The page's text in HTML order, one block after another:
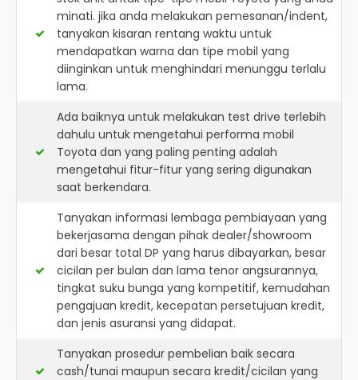
minati. jika anda melakukan pemesanan/indent,
tanyakan kisaran rentang waktu untuk
mendapatkan warna dan tipe mobil yang
diinginkan untuk menghindari menunggu terlalu
lama.
Ada baiknya untuk melakukan test drive terlebih
dahulu untuk mengetahui performa mobil
Toyota dan yang paling penting adalah
mengetahui fitur-fitur yang sering digunakan
saat berkendara.
Tanyakan informasi lembaga pembiayaan yang
bekerjasama dengan pihak dealer/showroom
dari besar total DP yang harus dibayarkan, besar
cicilan per bulan dan lama tenor angsurannya,
tingkat suku bunga yang kompetitif, kemudahan
pengajuan kredit, kecepatan persetujuan kredit,
dan jenis asuransi yang didapat.
Tanyakan prosedur pembelian baik secara
cash/tunai maupun secara kredit/cicilan yang